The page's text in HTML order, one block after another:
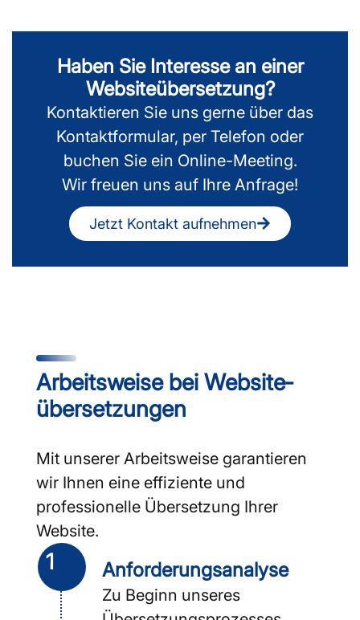
Haben Sie Interesse an einer
Websiteübersetzung?
Kontaktieren Sie uns gerne über das
Kontaktformular, per Telefon oder
buchen Sie ein Online-Meeting.
Wir freuen uns auf Ihre Anfrage!
Jetzt Kontakt aufnehmen
Arbeitsweise bei Website­
übersetzungen
Mit unserer Arbeitsweise garantieren
wir Ihnen eine effiziente und
professionelle Übersetzung Ihrer
Website.
1 Anforderungs­analyse
Zu Beginn unseres